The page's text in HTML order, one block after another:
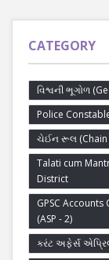
CATEGORY
વિશ્વની ભૂગોળ
Police
ચેઈન રૂલ (Chain
Talati cum
District
GPSC
(ASP - 2)
કરંટ અફેર્સ